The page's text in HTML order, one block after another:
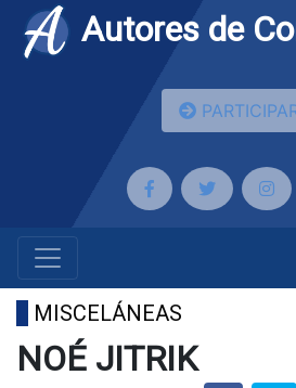
Autores de
MISCELÁNEAS
NOÉ JITRIK